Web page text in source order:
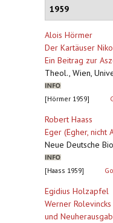
1959
Alois Hörmer
Der Kartäuser
Ein Beitrag zur
Theol., Wien,
[Hörmer 1959]
Robert Haass
Eger (Egher, nicht
Neue Deutsche
[Haass 1959]
Egidius Holzapfel
Werner
und